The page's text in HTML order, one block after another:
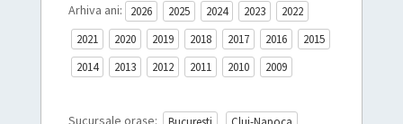
Arhiva ani: 2026 2025 2024 2023
2022
2021
2020 2019 2018 2017 2016
2015
2014
2013 2012 2011 2010 2009
Sucursale orașe: